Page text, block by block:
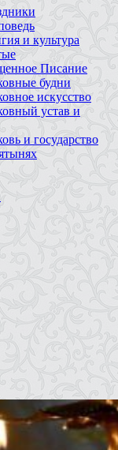
и культура
Писание
будни
искусство
устав и
и государство